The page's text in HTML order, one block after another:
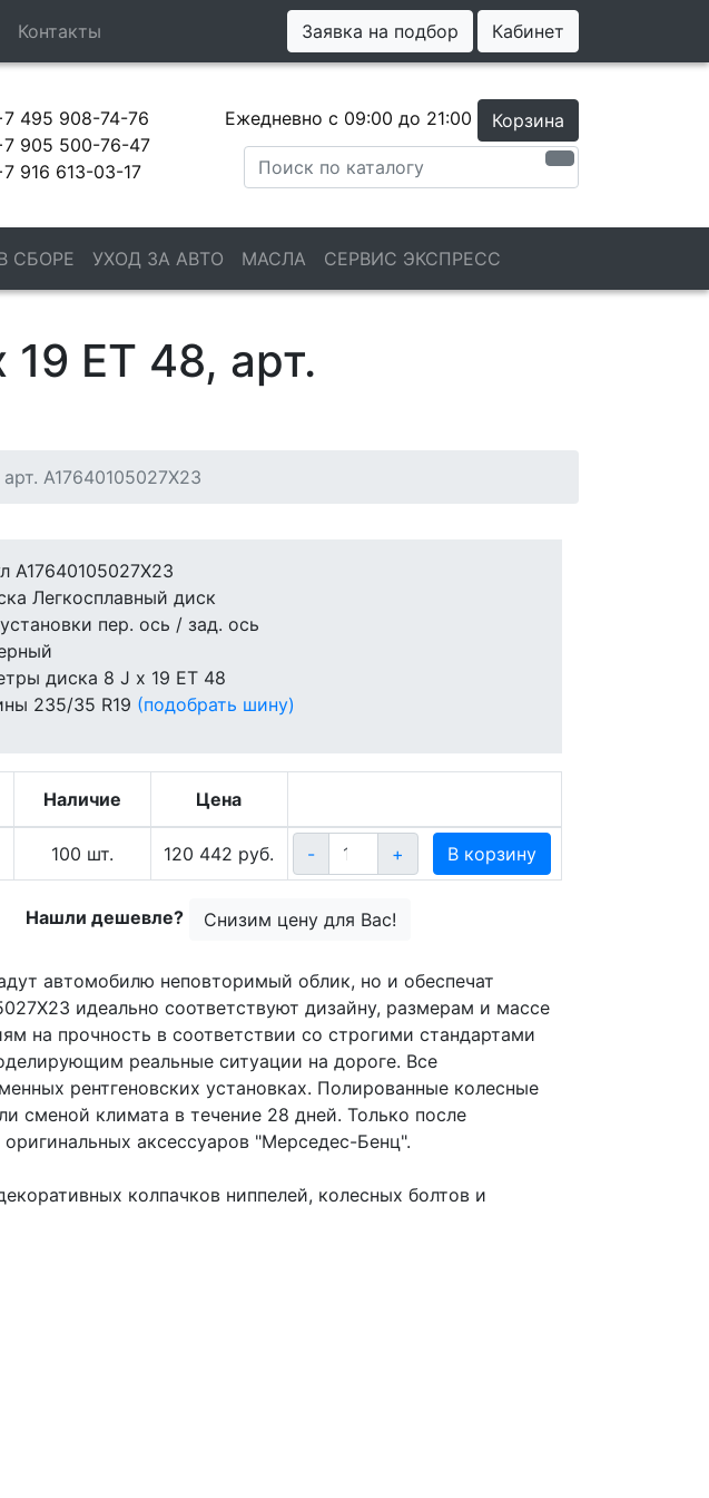
Контакты Заявка на подбор Кабинет
495 908-74-76
905 500-76-47
916 613-03-17
Ежедневно с 09:00 до 21:00 Корзина
СБОРЕ УХОД ЗА АВТО МАСЛА СЕРВИС ЭКСПРЕСС
ET 48, арт.
A17640105027X23
A17640105027X23
Легкосплавный диск
пер. ось / зад. ось
диска 8 J x 19 ET 48
235/35 R19 (подобрать шину)
Наличие Цена
100 шт. 120 442 руб. - + В корзину
Нашли дешевле?
Снизим цену для Вас!
автомобилю неповторимый облик, но и обеспечат
идеально соответствуют дизайну, размерам и массе
на прочность в соответствии со строгими стандартами
реальные ситуации на дороге. Все
рентгеновских установках. Полированные колесные
сменой климата в течение 28 дней. Только после
аксессуаров "Мерседес-Бенц".
колпачков ниппелей, колесных болтов и